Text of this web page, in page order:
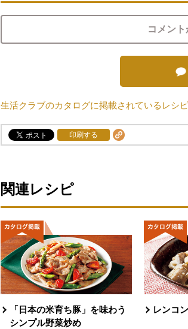
コメント
生活クラブのカタログに掲載されているレシ
印刷する
関連レシピ
「日本の米育ち豚」を味わう
シンプル野菜炒め
レンコ